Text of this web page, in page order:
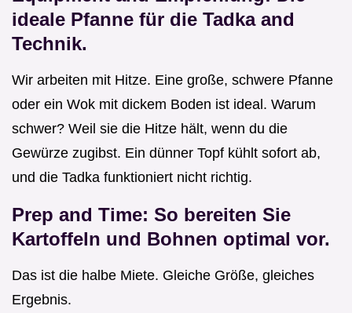
ideale Pfanne für die Tadka and
Technik.
Wir arbeiten mit Hitze. Eine große, schwere Pfanne
oder ein Wok mit dickem Boden ist ideal. Warum
schwer? Weil sie die Hitze hält, wenn du die
Gewürze zugibst. Ein dünner Topf kühlt sofort ab,
und die Tadka funktioniert nicht richtig.
Prep and Time: So bereiten Sie
Kartoffeln und Bohnen optimal vor.
Das ist die halbe Miete. Gleiche Größe, gleiches
Ergebnis.